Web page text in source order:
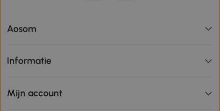
Aosom
Informatie
Mijn account